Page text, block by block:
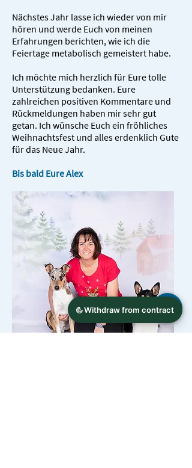
Nächstes Jahr lasse ich wieder von mir
hören und werde Euch von meinen
Erfahrungen berichten, wie ich die
Feiertage metabolisch gemeistert habe.
Ich möchte mich herzlich für Eure tolle
Unterstützung bedanken. Eure
zahlreichen positiven Kommentare und
Rückmeldungen haben mir sehr gut
getan. Ich wünsche Euch ein fröhliches
Weihnachtsfest und alles erdenklich Gute
für das Neue Jahr.
Bis bald Eure Alex